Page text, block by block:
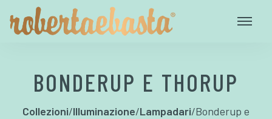
BONDERUP E THORUP
Collezioni/Illuminazione/Lampadari/Bonderup e